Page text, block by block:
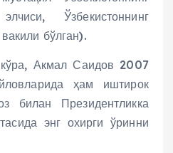
Ўзбекистоннинг
бўлган).
Акмал Саидов 2007
ҳам иштирок
билан Президентликка
энг охирги ўринни